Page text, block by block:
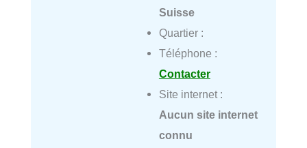
Suisse
Quartier :
Téléphone :
Contacter
Site internet :
Aucun site internet
connu